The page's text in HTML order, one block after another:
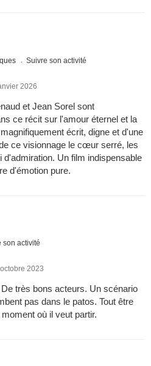
Suivre son activité
2026
et Jean Sorel sont
ce récit sur l'amour éternel et la
écrit, digne et d'une
ce visionnage le cœur serré, les
Un film indispensable
d'émotion pure.
son activité
2023
très bons acteurs. Un scénario
pas dans le patos. Tout être
où il veut partir.